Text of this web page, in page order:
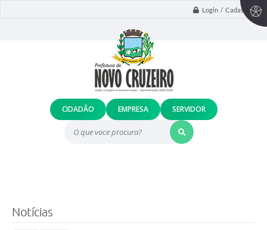
Login / Cadastro
O que voce procura?
CIDADÃO EMPRESA SERVIDOR
Notícias